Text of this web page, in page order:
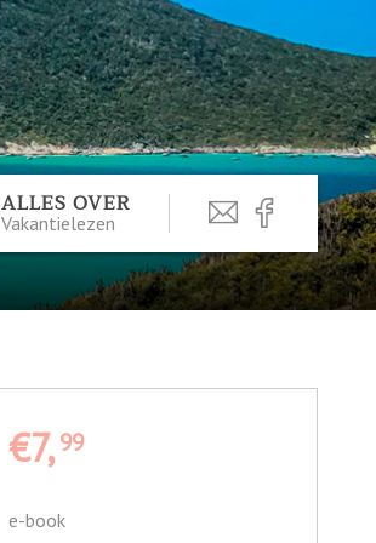
ALLES OVER
Vakantielezen
€7,99
e-book